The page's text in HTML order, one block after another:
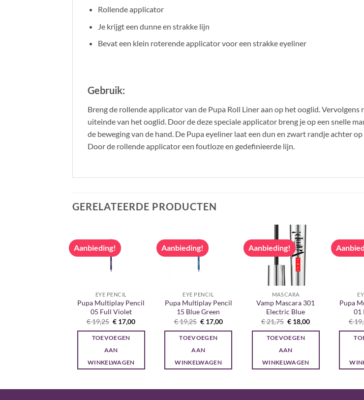
Rollende applicator
Je krijgt een dunne en strakke lijn
Bevat een klein roterende applicator voor een strakke eyeliner
Gebruik:
Breng de rollende applicator van de Pupa Roll Liner aan op het ooglid.
uiteinde van het ooglid. Door de deze speciale applicator breng je op een snelle
de beweging van de hand. De Pupa eyeliner laat een dun en zwart randje achter
Door de rollende applicator een foutloze en gedefinieerde lijn.
GERELATEERDE PRODUCTEN
Aanbieding!
EYE PENCIL
Pupa Multiplay Pencil
05 Full Violet
€19,25 Oorspronkelijke
prijs
was:
€ 19,25.
€ 17,00Huidige
TOEVOEGEN
AAN
WINKELWAGEN
Aanbieding!
EYE PENCIL
Pupa Multiplay Pencil
15 Blue Green
€19,25 Oorspronkelijke
was:
€ 19,25.
€17,00Huidige
TOEVOEGEN
AAN
WINKELWAGEN
Aanbieding!
MASCARA
Vamp Mascara 301
Electric Blue
€21,75 Oorspronkelijke
prijs
was:
€ 21,75.
€ 18,00Huidige
TOEVOEGEN
AAN
WINKELWAGEN
Pupa
01
€